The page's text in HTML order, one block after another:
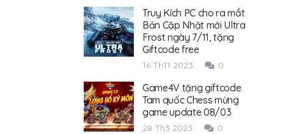
Truy Kích PC cho ra mắt
Bản Cập Nhật mới Ultra
Frost ngày 7/11, tặng
Giftcode free
16 Th11 2023 0
Game4V tặng giftcode
Tam quốc Chess mừng
game update 08/03
28 Th3 2023 0